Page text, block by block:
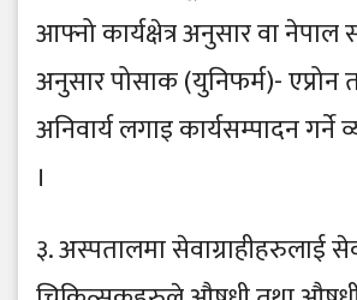
आफ्नो कार्यक्षेत्र अनुसार वा
अनुसार पोसाक (युनिफर्म)- एप्रोन
अनिवार्य लगाइ कार्यसम्पादन गर्ने
।
३. अस्पतालमा सेवाग्राहीहरुलाई